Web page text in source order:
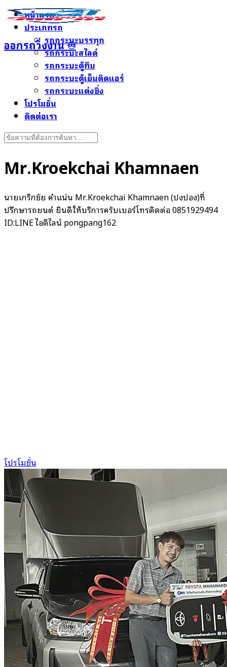
Skip
ออกรถวิ่งงาน ♾️
หน้าแรก
ประเภทรถ
รถกระบะบรรทุก
รถกระบะสไลด์
รถกระบะตู้ทึบ
รถกระบะตู้เย็นติดแอร์
รถกระบะแต่งซิ่ง
โปรโมชั่น
ติดต่อเรา
Search
Mr.Kroekchai Khamnaen
นายเกริกชัย คำแน่น Mr.Kroekchai Khamnaen (ปิงปอง)ที่
ปรึกษารถยนต์ ยินดีให้บริการครับเบอร์โทรติดต่อ 0851929494
ID:LINE ไอดีไลน์ pongpang162
โปรโมชั่น